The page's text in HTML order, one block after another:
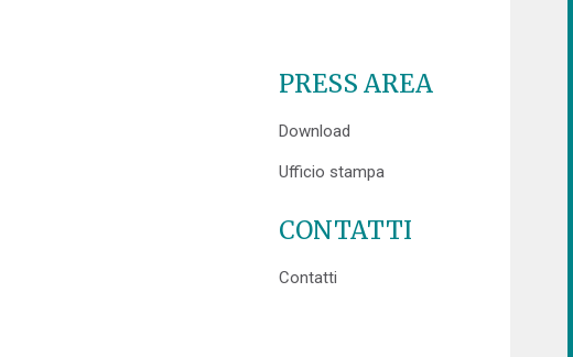
PRESS AREA
Download
Ufficio stampa
CONTATTI
Contatti